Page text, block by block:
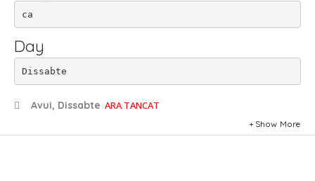
ca
Day
Dissabte
Avui, Dissabte ARA TANCAT
Show More